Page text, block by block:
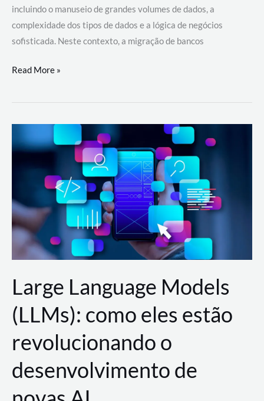
incluindo o manuseio de grandes volumes de dados, a
complexidade dos tipos de dados e a lógica de negócios
sofisticada. Neste contexto, a migração de bancos
Por
migrar
de
a
AWS?
Read More »
Large Language Models
(LLMs): como eles estão
revolucionando o
desenvolvimento de